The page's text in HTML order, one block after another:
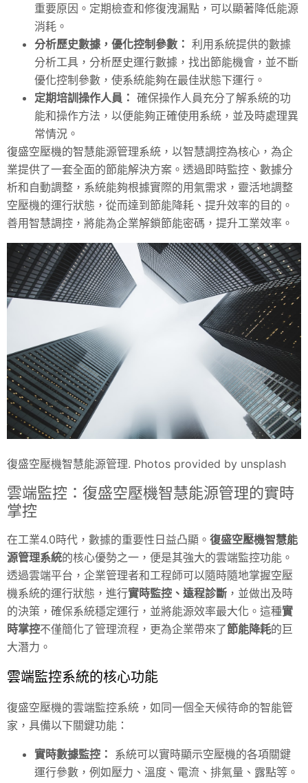
重要原因。定期檢查和修復洩漏點，可以顯著降低能源
消耗。
分析歷史數據，優化控制參數： 利用系統提供的數據
分析工具，分析歷史運行數據，找出節能機會，並不斷
優化控制參數，使系統能夠在最佳狀態下運行。
定期培訓操作人員： 確保操作人員充分了解系統的功
能和操作方法，以便能夠正確使用系統，並及時處理異
常情況。
復盛空壓機的智慧能源管理系統，以智慧調控為核心，為企
業提供了一套全面的節能解決方案。透過即時監控、數據分
析和自動調整，系統能夠根據實際的用氣需求，靈活地調整
空壓機的運行狀態，從而達到節能降耗、提升效率的目的。
善用智慧調控，將能為企業解鎖節能密碼，提升工業效率。
復盛空壓機智慧能源管理. Photos provided by unsplash
雲端監控：復盛空壓機智慧能源管理的實時
掌控
在工業4.0時代，數據的重要性日益凸顯。 復盛空壓機智慧能
源管理系統的核心優勢之一，便是其強大的雲端監控功能。
透過雲端平台，企業管理者和工程師可以隨時隨地掌握空壓
機系統的運行狀態，進行實時監控、遠程診斷 ，並做出及時
的決策，確保系統穩定運行，並將能源效率最大化。這種實
時掌控不僅簡化了管理流程，更為企業帶來了節能降耗的巨
大潛力。
雲端監控系統的核心功能
復盛空壓機的雲端監控系統，如同一個全天候待命的智能管
家，具備以下關鍵功能：
實時數據監控： 系統可以實時顯示空壓機的各項關鍵
運行參數，例如壓力、溫度、電流、排氣量、露點等。